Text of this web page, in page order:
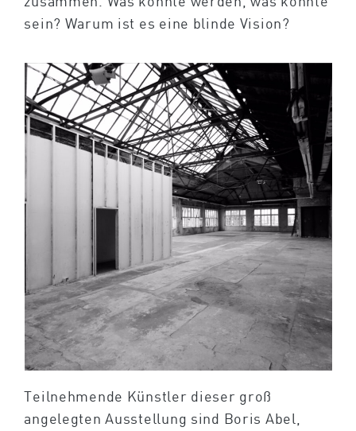
sein? Warum ist es eine blinde Vision?
Teilnehmende Künstler dieser groß
angelegten Ausstellung sind Boris Abel,